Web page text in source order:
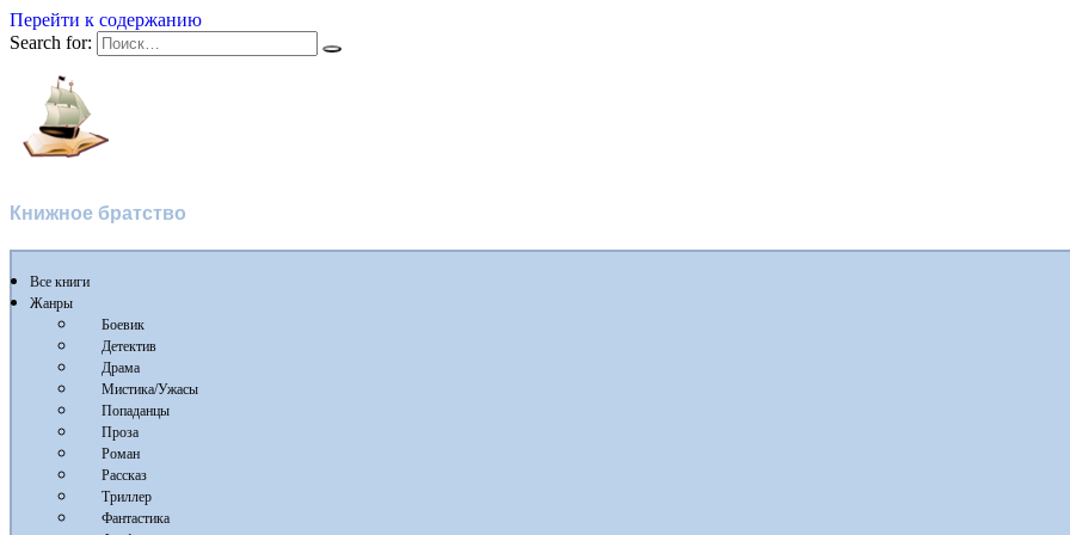
Перейти к содержанию
Search for:
Книжное братство
Все книги
Жанры
Боевик
Детектив
Драма
Мистика/Ужасы
Попаданцы
Проза
Роман
Рассказ
Триллер
Фантастика